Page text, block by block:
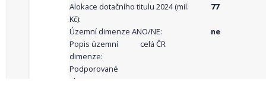
Alokace dotačního titulu 2024 (mil.
Kč):
77
Územní dimenze ANO/NE:
ne
Popis územní
dimenze:
celá ČR
Podporované
aktivity: